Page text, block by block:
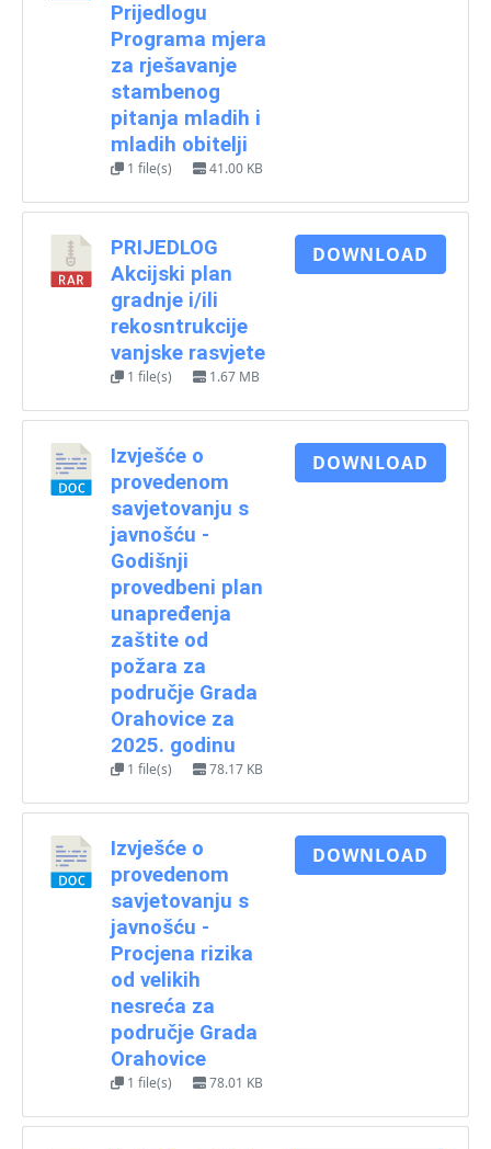
Prijedlogu
Programa mjera
za rješavanje
stambenog
pitanja mladih i
mladih obitelji
1 file(s) 41.00 KB
PRIJEDLOG
Akcijski plan
gradnje i/ili
rekosntrukcije
vanjske rasvjete
1 file(s) 1.67 MB
DOWNLOAD
Izvješće o
provedenom
savjetovanju s
javnošću -
Godišnji
provedbeni plan
unapređenja
zaštite od
požara za
područje Grada
Orahovice za
2025. godinu
1 file(s) 78.17 KB
DOWNLOAD
Izvješće o
provedenom
savjetovanju s
javnošću -
Procjena rizika
od velikih
nesreća za
područje Grada
Orahovice
1 file(s) 78.01 KB
DOWNLOAD